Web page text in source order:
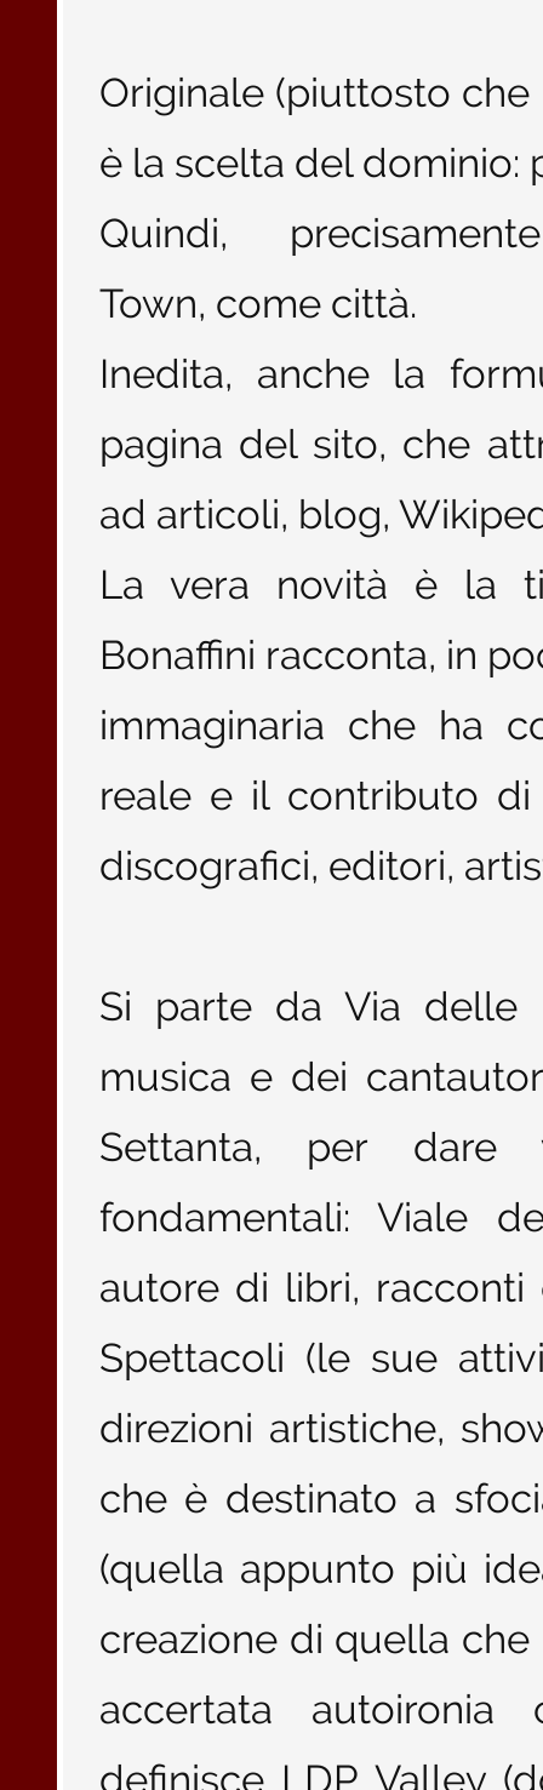
Originale (piuttosto
è la scelta del dominio:
Quindi,
Town, come città.
Inedita, anche la
pagina del sito, che
ad articoli, blog,
La vera novità è la
Bonaffini racconta, in
immaginaria che ha
reale e il contributo di
discografici, editori,
Si parte da Via delle
musica e dei
Settanta, per
fondamentali: Viale
autore di libri, racconti
Spettacoli (le sue
direzioni artistiche,
che è destinato a
(quella appunto più
creazione di quella
accertata
definisce LDP Valley